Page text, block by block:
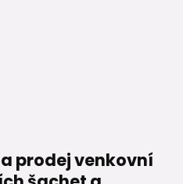
prodej venkovní